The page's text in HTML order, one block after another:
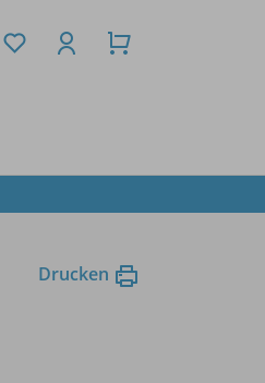
Drucken